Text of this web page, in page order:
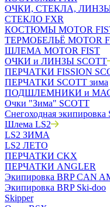
ОЧКИ, СТЕКЛА, ЛИНЗЫ
СТЕКЛО FXR
КОСТЮМЫ MOTOR
ТЕРМОБЕЛЬЁ MOTOR
ШЛЕМА MOTOR FIST
ОЧКИ и ЛИНЗЫ SCOTT
ПЕРЧАТКИ FISSION
ПЕРЧАТКИ SCOTT зима
ПОДШЛЕМНИКИ и
Очки "Зима" SCOTT
Снегоходная экипировка
Шлема LS2
LS2 ЗИМА
LS2 ЛЕТО
ПЕРЧАТКИ CKX
ПЕРЧАТКИ ANGLER
Экипировка BRP CAN
Экипировка BRP Ski-doo
Skipper